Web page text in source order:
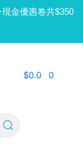
金優惠卷共$350
$0.0 0